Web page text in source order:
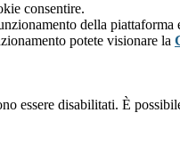
consentire.
della
potete visionare la
essere disabilitati. È